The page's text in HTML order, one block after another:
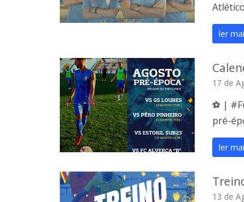
ler
17 de
⚽️ |
pré-
ler
13 de